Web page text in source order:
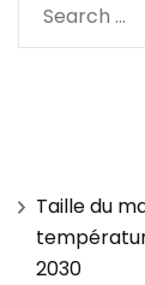
Search
for:
Taille du
2030